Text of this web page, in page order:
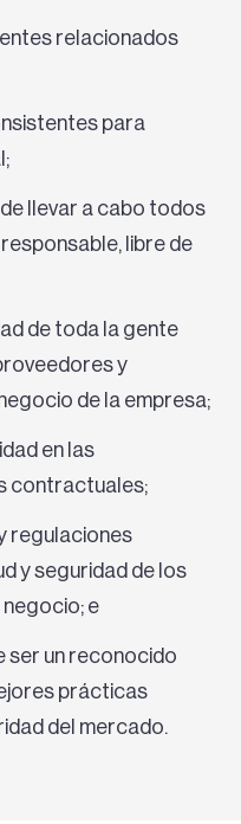
relacionados
para
llevar a cabo todos
libre de
de toda la gente
y
de la empresa;
en las
contractuales;
regulaciones
y seguridad de los
e
ser un reconocido
prácticas
del mercado.